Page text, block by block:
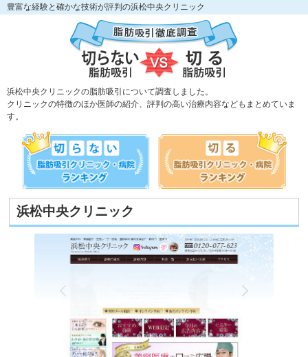
豊富な経験と確かな技術が評判の浜松中央クリニック
浜松中央クリニックの脂肪吸引について調査しました。
クリニックの特徴のほか医師の紹介、評判の高い治療内容などもまとめていま
す。
浜松中央クリニック